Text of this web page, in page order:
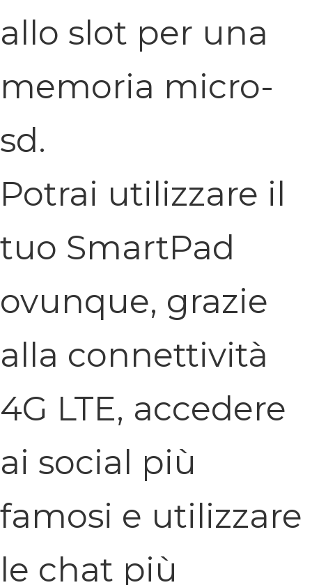
allo slot per una
memoria micro-
sd.
Potrai utilizzare il
tuo SmartPad
ovunque, grazie
alla connettività
4G LTE, accedere
ai social più
famosi e utilizzare
le chat più